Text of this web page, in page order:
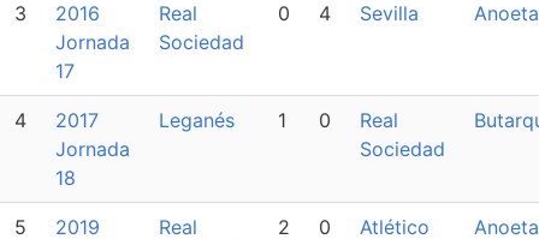
3
2016
Jornada
17
Real
Sociedad
0 4 Sevilla Anoeta
4
2017
Jornada
18
Leganés 1 0
Real
Sociedad
5
2019
Real
2 0
Atlético
Anoeta